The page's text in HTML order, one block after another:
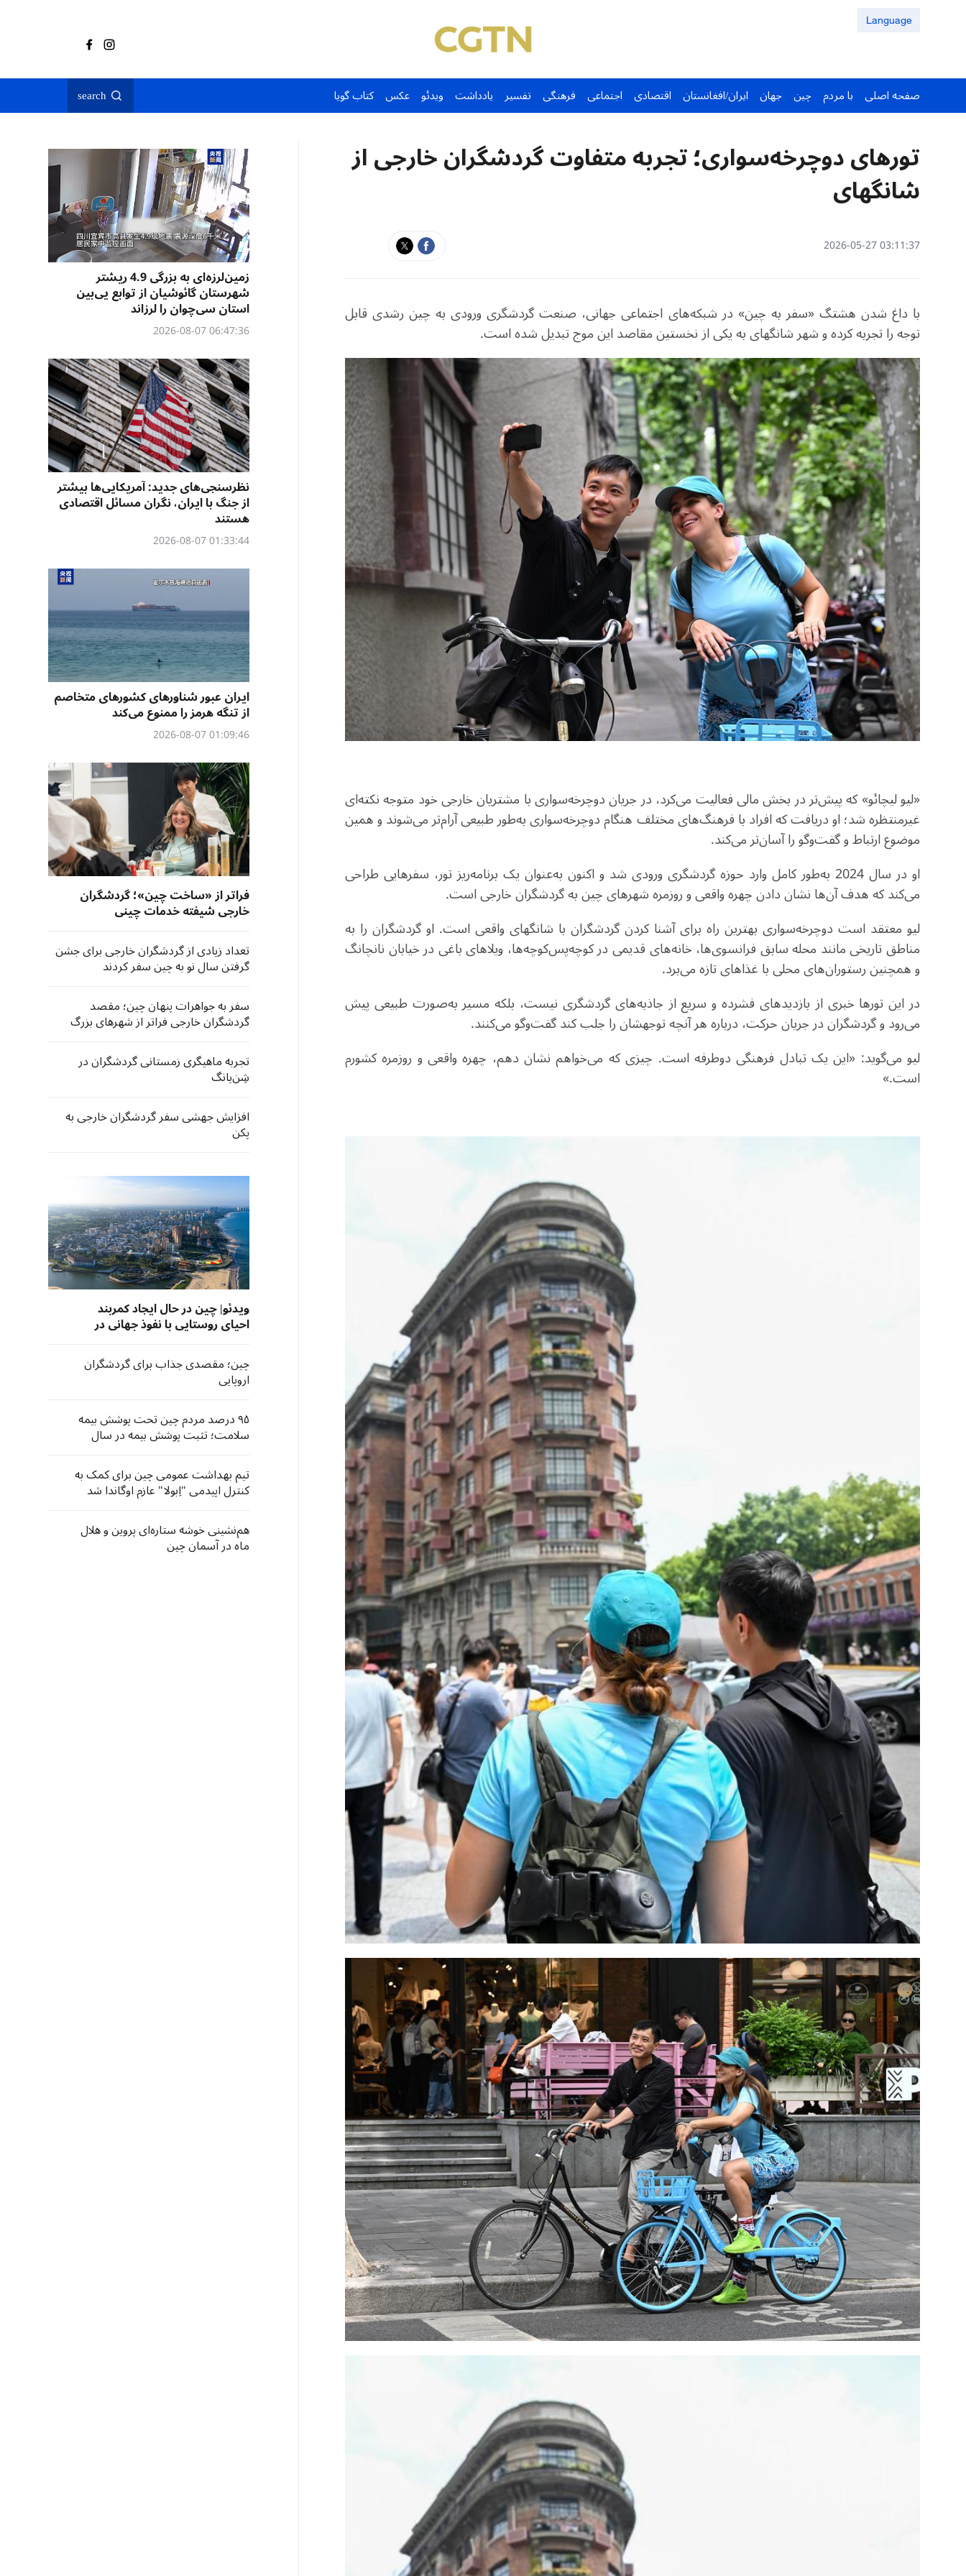
Language
صفحه اصلی با مردم چین جهان ایران/افغانستان اقتصادی اجتماعی فرهنگی تفسیر یادداشت ویدئو عکس کتاب گویا search
تورهای دوچرخه‌سواری؛ تجربه متفاوت گردشگران خارجی از
شانگهای
03:11:37 2026-05-27
با داغ شدن هشتگ «سفر به چین» در شبکه‌های اجتماعی جهانی، صنعت گردشگری ورودی به چین رشدی قابل
توجه را تجربه کرده و شهر شانگهای به یکی از نخستین مقاصد این موج تبدیل شده است.
«لیو لیچائو» که پیش‌تر در بخش مالی فعالیت می‌کرد، در جریان دوچرخه‌سواری با مشتریان خارجی خود متوجه نکته‌ای
غیرمنتظره شد؛ او دریافت که افراد با فرهنگ‌های مختلف هنگام دوچرخه‌سواری به‌طور طبیعی آرام‌تر می‌شوند و همین
موضوع ارتباط و گفت‌وگو را آسان‌تر می‌کند.
او در سال 2024 به‌طور کامل وارد حوزه گردشگری ورودی شد و اکنون به‌عنوان یک برنامه‌ریز تور، سفرهایی طراحی
می‌کند که هدف آن‌ها نشان دادن چهره واقعی و روزمره شهرهای چین به گردشگران خارجی است.
لیو معتقد است دوچرخه‌سواری بهترین راه برای آشنا کردن گردشگران با شانگهای واقعی است. او گردشگران را به
مناطق تاریخی مانند محله سابق فرانسوی‌ها، خانه‌های قدیمی در کوچه‌پس‌کوچه‌ها، ویلاهای باغی در خیابان نانچانگ
و همچنین رستوران‌های محلی با غذاهای تازه می‌برد.
در این تورها خبری از بازدیدهای فشرده و سریع از جاذبه‌های گردشگری نیست، بلکه مسیر به‌صورت طبیعی پیش
می‌رود و گردشگران در جریان حرکت، درباره هر آنچه توجهشان را جلب کند گفت‌وگو می‌کنند.
لیو می‌گوید: «این یک تبادل فرهنگی دوطرفه است. چیزی که می‌خواهم نشان دهم، چهره واقعی و روزمره کشورم
است.
»
زمین‌لرزه‌ای به بزرگی 4.9 ریشتر
شهرستان گائوشیان از توابع یی‌بین
استان سی‌چوان را لرزاند
06:47:36 2026-08-07
نظرسنجی‌‌های جدید: آمریکایی‌ها بیشتر
از جنگ با ایران، نگران مسائل اقتصادی
هستند
01:33:44 2026-08-07
ایران عبور شناورهای کشورهای متخاصم
از تنگه هرمز را ممنوع می‌کند
01:09:46 2026-08-07
فراتر از «ساخت چین»؛ گردشگران
خارجی شیفته خدمات چینی
تعداد زیادی از گردشگران خارجی برای جشن
گرفتن سال نو به چین سفر کردند
سفر به جواهرات پنهان چین؛ مقصد
گردشگران خارجی فراتر از شهرهای بزرگ
تجربه ماهیگری زمستانی گردشگران در
شِن‌یانگ
افزایش جهشی سفر گردشگران خارجی به
پکن
ویدئو| چین در حال ایجاد کمربند
احیای روستایی با نفوذ جهانی در
های‌نان
چین؛ مقصدی جذاب برای گردشگران
اروپایی
۹۵ درصد مردم چین تحت پوشش بیمه
سلامت؛ تثبت پوشش بیمه در سال
۲۰۲۵
تیم بهداشت عمومی چین برای کمک به
کنترل اپیدمی "اِبولا" عازم اوگاندا شد
هم‌نشینی خوشه ستاره‌ای پروین و هلال
ماه در آسمان چین